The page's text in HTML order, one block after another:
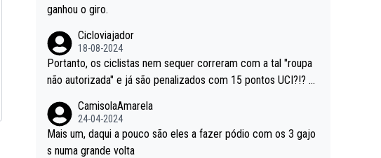
ganhou o giro.
Cicloviajador
18-08-2024
Portanto, os ciclistas nem sequer correram com a tal "roupa
não autorizada" e já são penalizados com 15 pontos UCI?!? S
entende... Mas penalizar os atletas retirando-lhes pontos??? Is
to é roubar na secretaria o que os atletas conquistam na estra
da!
CamisolaAmarela
24-04-2024
Mais um, daqui a pouco são eles a fazer pódio com os 3 gajo
s numa grande volta